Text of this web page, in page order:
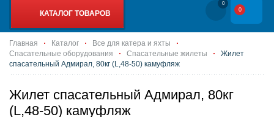
КАТАЛОГ ТОВАРОВ
0
0
Главная Каталог
Все для катера и яхты
Спасательные оборудования
Спасательные жилеты
Жилет
спасательный Адмирал, 80кг (L,48-50) камуфляж
Жилет спасательный Адмирал, 80кг
(L,48-50) камуфляж